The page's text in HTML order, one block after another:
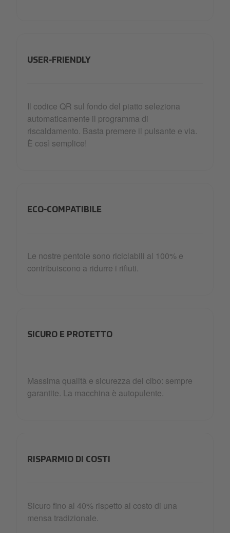
USER-FRIENDLY
Il codice QR sul fondo del piatto seleziona
automaticamente il programma di
riscaldamento. Basta premere il pulsante e via.
È così semplice!
ECO-COMPATIBILE
Le nostre pentole sono riciclabili al 100% e
contribuiscono a ridurre i rifiuti.
SICURO E PROTETTO
Massima qualità e sicurezza del cibo: sempre
garantite. La macchina è autopulente.
RISPARMIO DI COSTI
Sicuro fino al 40% rispetto al costo di una
mensa tradizionale.